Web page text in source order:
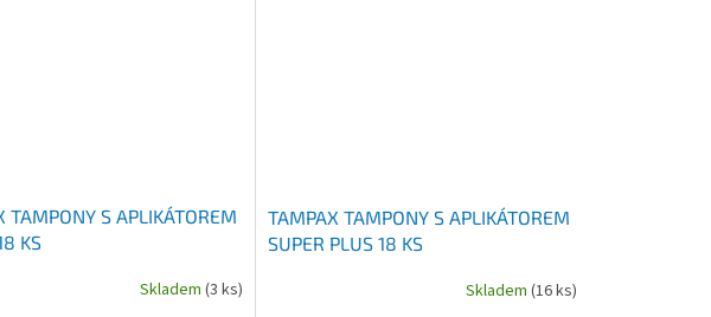
TAMPONY S APLIKÁTOREM
KS
Skladem (3 ks)
TAMPAX TAMPONY S APLIKÁTOREM
SUPER PLUS 18 KS
Skladem (16 ks)